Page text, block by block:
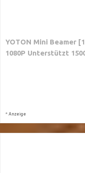
YOTON Mini Beamer
1080P Unterstützt
* Anzeige